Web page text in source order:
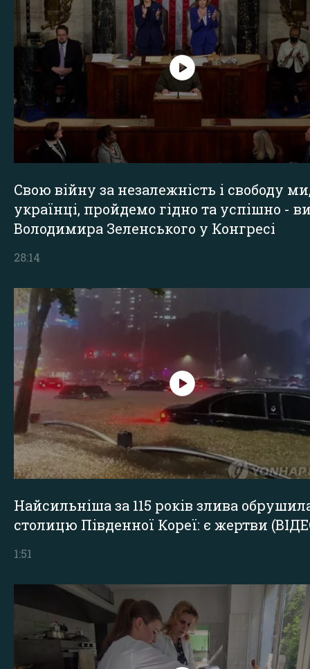
Свою війну за незалежність і свободу
українці, пройдемо гідно та успішно -
Володимира Зеленського у Конгресі
28:14
Найсильніша за 115 років злива
столицю Південної Кореї: є жертви
1:51